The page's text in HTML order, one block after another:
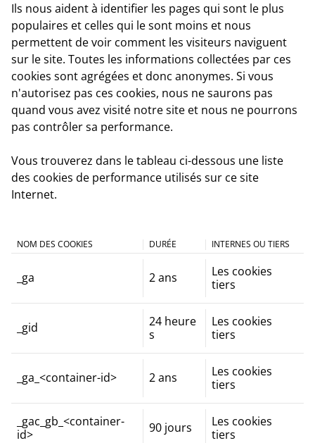
Ils nous aident à identifier les pages qui sont le plus
populaires et celles qui le sont moins et nous
permettent de voir comment les visiteurs naviguent
sur le site. Toutes les informations collectées par ces
cookies sont agrégées et donc anonymes. Si vous
n'autorisez pas ces cookies, nous ne saurons pas
quand vous avez visité notre site et nous ne pourrons
pas contrôler sa performance.
Vous trouverez dans le tableau ci-dessous une liste
des cookies de performance utilisés sur ce site
Internet.
NOM DES COOKIES DURÉE INTERNES OU TIERS
_ga 2 ans
Les cookies
tiers
_gid
24 heure
s
Les cookies
tiers
_ga_<container-id> 2 ans
Les cookies
tiers
_gac_gb_<container-
id>
90 jours
Les cookies
tiers